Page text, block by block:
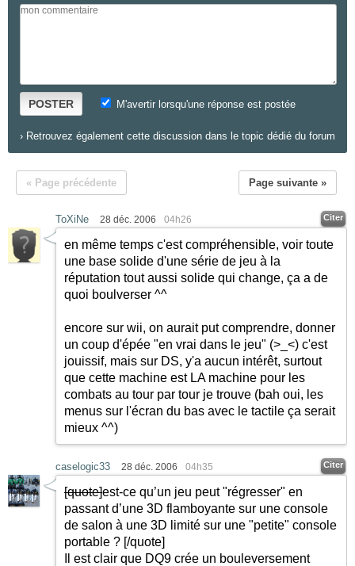
POSTER M'avertir lorsqu'une réponse est postée
› Retrouvez également cette discussion dans le topic dédié du forum
« Page précédente Page suivante »
ToXiNe 28 déc. 2006 04h26 Citer
en même temps c'est compréhensible, voir toute
une base solide d'une série de jeu à la
réputation tout aussi solide qui change, ça a de
quoi boulverser ^^
encore sur wii, on aurait put comprendre, donner
un coup d'épée "en vrai dans le jeu" (>_<) c'est
jouissif, mais sur DS, y'a aucun intérêt, surtout
que cette machine est LA machine pour les
combats au tour par tour je trouve (bah oui, les
menus sur l'écran du bas avec le tactile ça serait
mieux ^^)
caselogic33 28 déc. 2006 04h35 Citer
[quote]est-ce qu’un jeu peut "régresser" en
passant d’une 3D flamboyante sur une console
de salon à une 3D limité sur une "petite" console
portable ? [/quote]
Il est clair que DQ9 crée un bouleversement